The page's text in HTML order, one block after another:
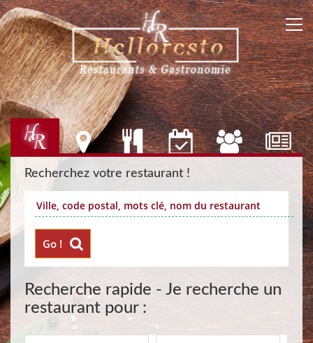
Recherchez votre restaurant !
Go !
Recherche rapide - Je recherche un
restaurant pour :